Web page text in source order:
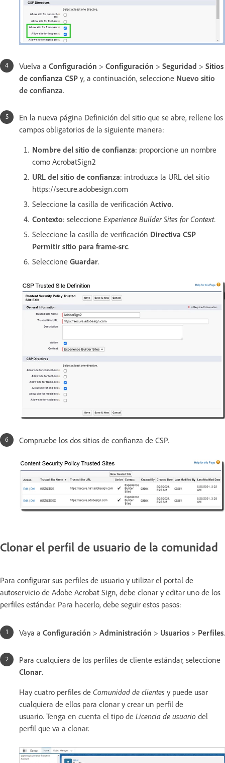
Vuelva a Configuración > Configuración > Seguridad > Sitios
de confianza CSP y, a continuación, seleccione Nuevo sitio
de confianza.
En la nueva página Definición del sitio que se abre, rellene los
campos obligatorios de la siguiente manera:
Nombre del sitio de confianza: proporcione un nombre
como AcrobatSign2
URL del sitio de confianza: introduzca la URL del sitio
https://secure.adobesign.com
Seleccione la casilla de verificación Activo.
Contexto: seleccione Experience Builder Sites for Context.
Seleccione la casilla de verificación Directiva CSP
Permitir sitio para frame-src.
Seleccione Guardar.
Compruebe los dos sitios de confianza de CSP.
Clonar el perfil de usuario de la comunidad
Para configurar sus perfiles de usuario y utilizar el portal de
autoservicio de Adobe Acrobat Sign, debe clonar y editar uno de los
perfiles estándar. Para hacerlo, debe seguir estos pasos:
Vaya a Configuración > Administración > Usuarios > Perfiles.
Para cualquiera de los perfiles de cliente estándar, seleccione
Clonar.
Hay cuatro perfiles de Comunidad de clientes y puede usar
cualquiera de ellos para clonar y crear un perfil de
usuario. Tenga en cuenta el tipo de Licencia de usuario del
perfil que va a clonar.